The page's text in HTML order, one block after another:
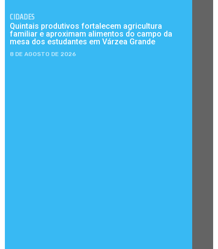
CIDADES
Quintais produtivos fortalecem agricultura
familiar e aproximam alimentos do campo da
mesa dos estudantes em Várzea Grande
8 DE AGOSTO DE 2026